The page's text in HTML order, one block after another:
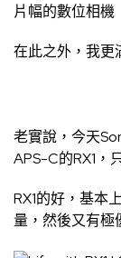
片幅的數位相機
在此之外，我更
老實說，今天
APS-C的RX1，
RX1的好，基本
量，然後又有極